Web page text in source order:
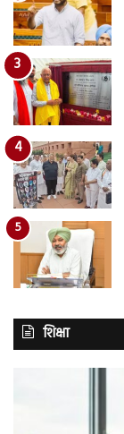
शिक्षा